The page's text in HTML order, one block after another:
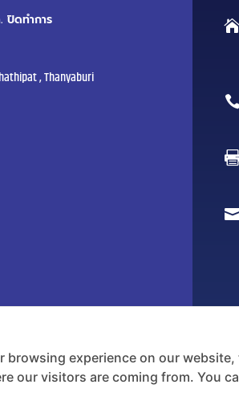
ปิดทำการ
, Thanyaburi
browsing experience on our
our visitors are coming from. You